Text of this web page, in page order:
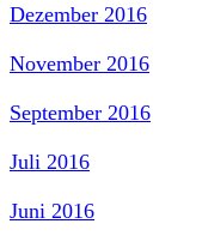
Dezember 2016
November 2016
September 2016
Juli 2016
Juni 2016